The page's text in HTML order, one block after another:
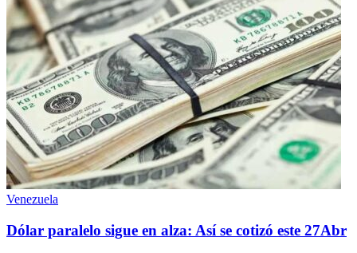
Venezuela
Dólar paralelo sigue en alza: Así se cotizó este 27Abr